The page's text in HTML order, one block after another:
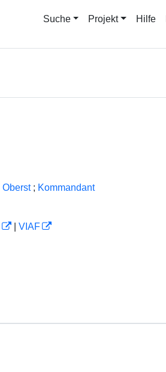
Suche Projekt Hilfe
Oberst ; Kommandant
VIAF